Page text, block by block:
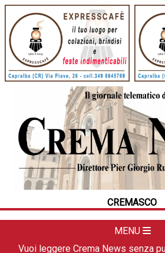
CREMASCO
MENU
HOME
CRONACA
POLITICA
LA FOTO
DAL TERRITORIO
Vuoi leggere Crema News senza